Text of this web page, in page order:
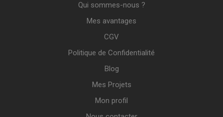
Qui sommes-nous ?
Mes avantages
CGV
Politique de Confidentialité
Blog
Mes Projets
Mon profil